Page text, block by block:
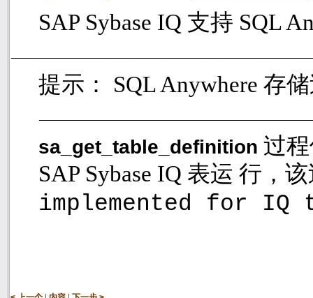
SAP Sybase IQ 支持 SQL
提示： SQL Anywhere 存
sa_get_table_definition 过
SAP Sybase IQ 表运 行，
implemented for IQ